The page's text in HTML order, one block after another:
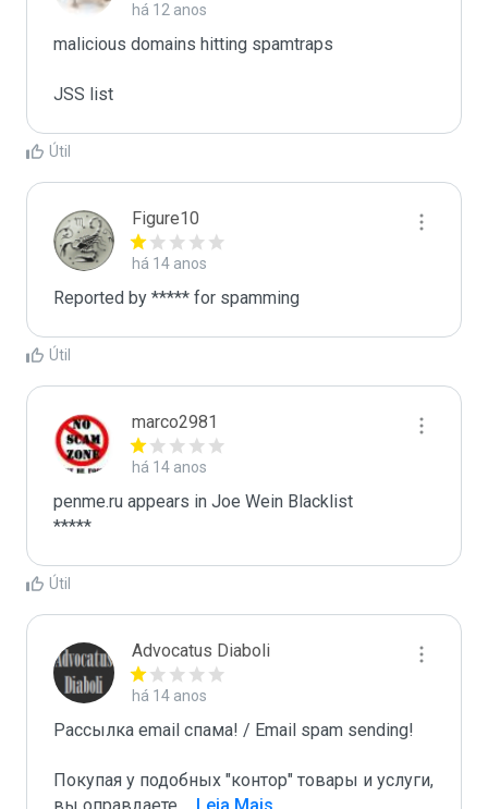
há 12 anos
malicious domains hitting spamtraps
JSS list
Útil
Figure10
há 14 anos
Reported by ***** for spamming
Útil
marco2981
há 14 anos
penme.ru appears in Joe Wein Blacklist
*****
Útil
Advocatus Diaboli
há 14 anos
Рассылка email спама! / Email spam sending!
Покупая у подобных "контор" товары и услуги,